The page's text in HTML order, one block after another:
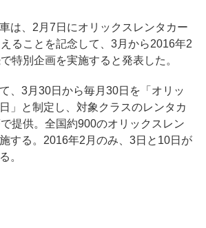
は、2月7日にオリックスレンタカー
ることを記念して、3月から2016年2
特別企画を実施すると発表した。
、3月30日から毎月30日を「オリッ
」と制定し、対象クラスのレンタカ
提供。全国約900のオリックスレン
する。2016年2月のみ、3日と10日が
。